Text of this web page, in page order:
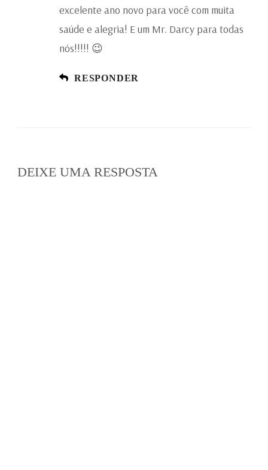
excelente ano novo para você com muita
saúde e alegria! E um Mr. Darcy para todas
nós!!!!! 😉
RESPONDER
DEIXE UMA RESPOSTA